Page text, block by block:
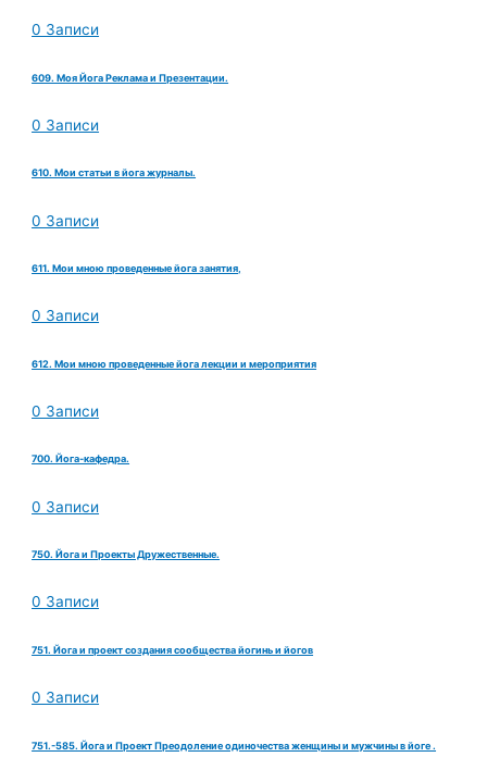
0 Записи
609. Моя Йога Реклама и Презентации.
0 Записи
610. Мои статьи в йога журналы.
0 Записи
611. Мои мною проведенные йога занятия,
0 Записи
612. Мои мною проведенные йога лекции и мероприятия
0 Записи
700. Йога-кафедра.
0 Записи
750. Йога и Проекты Дружественные.
0 Записи
751. Йога и проект создания сообщества йогинь и йогов
0 Записи
751.-585. Йога и Проект Преодоление одиночества женщины и мужчины в йоге .